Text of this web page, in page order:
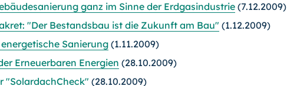
ganz im Sinne der Erdgasindustrie (7.12.2009)
"Der Bestandsbau ist die Zukunft am Bau" (1.12.2009)
Sanierung (1.11.2009)
Erneuerbaren Energien (28.10.2009)
"SolardachCheck" (28.10.2009)